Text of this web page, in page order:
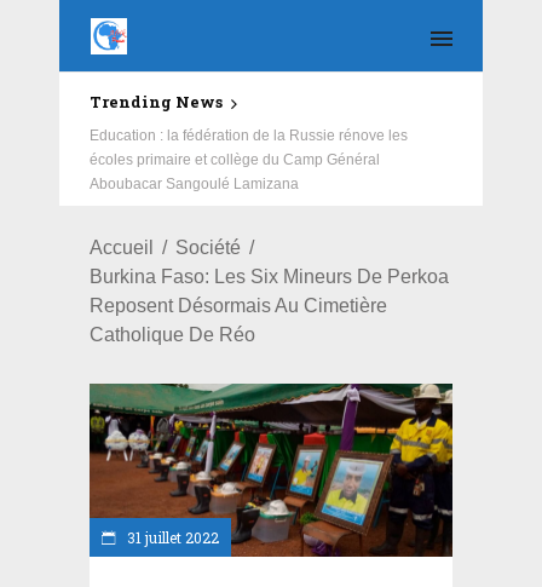
Trending News
Education : la fédération de la Russie rénove les
écoles primaire et collège du Camp Général
Aboubacar Sangoulé Lamizana
Accueil
Société
Burkina Faso: Les Six Mineurs De Perkoa
Reposent Désormais Au Cimetière
Catholique De Réo
31 juillet 2022